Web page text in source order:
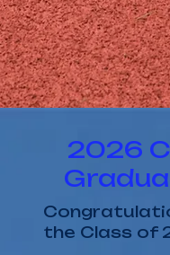
2026
the Class of